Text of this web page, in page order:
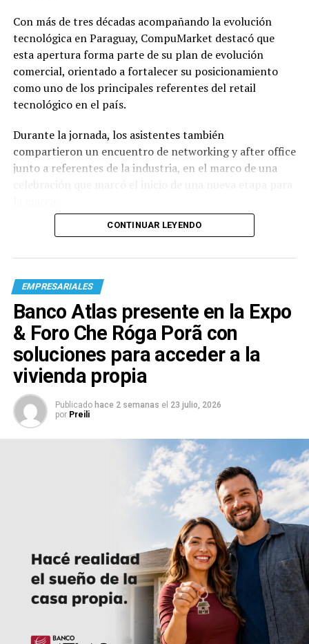
Con más de tres décadas acompañando la evolución
tecnológica en Paraguay, CompuMarket destacó que
esta apertura forma parte de su plan de evolución
comercial, orientado a fortalecer su posicionamiento
como uno de los principales referentes del retail
tecnológico en el país.
Durante la jornada, los asistentes también
compartieron un encuentro de networking y after office
junto a referentes de la industria, en el marco de una
CONTINUAR LEYENDO
EMPRESARIALES
Banco Atlas presente en la Expo
& Foro Che Róga Porã con
soluciones para acceder a la
vivienda propia
Publicado hace 2 semanas el 23 julio, 2026
por Preili